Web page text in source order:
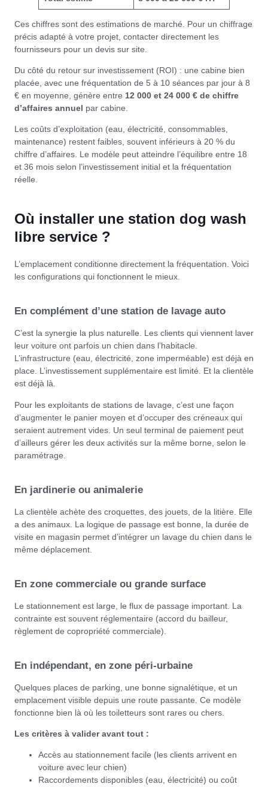
Ces chiffres sont des estimations de marché. Pour un chiffrage
précis adapté à votre projet, contacter directement les
fournisseurs pour un devis sur site.
Du côté du retour sur investissement (ROI) : une cabine bien
placée, avec une fréquentation de 5 à 10 séances par jour à 8
€ en moyenne, génère entre 12 000 et 24 000 € de chiffre
d’affaires annuel par cabine.
Les coûts d’exploitation (eau, électricité, consommables,
maintenance) restent faibles, souvent inférieurs à 20 % du
chiffre d’affaires. Le modèle peut atteindre l’équilibre entre 18
et 36 mois selon l’investissement initial et la fréquentation
réelle.
Où installer une station dog wash
libre service ?
L’emplacement conditionne directement la fréquentation. Voici
les configurations qui fonctionnent le mieux.
En complément d’une station de lavage auto
C’est la synergie la plus naturelle. Les clients qui viennent laver
leur voiture ont parfois un chien dans l’habitacle.
L’infrastructure (eau, électricité, zone imperméable) est déjà en
place. L’investissement supplémentaire est limité. Et la clientèle
est déjà là.
Pour les exploitants de stations de lavage, c’est une façon
d’augmenter le panier moyen et d’occuper des créneaux qui
seraient autrement vides. Un seul terminal de paiement peut
d’ailleurs gérer les deux activités sur la même borne, selon le
paramétrage.
En jardinerie ou animalerie
La clientèle achète des croquettes, des jouets, de la litière. Elle
a des animaux. La logique de passage est bonne, la durée de
visite en magasin permet d’intégrer un lavage du chien dans le
même déplacement.
En zone commerciale ou grande surface
Le stationnement est large, le flux de passage important. La
contrainte est souvent réglementaire (accord du bailleur,
règlement de copropriété commerciale).
En indépendant, en zone péri-urbaine
Quelques places de parking, une bonne signalétique, et un
emplacement visible depuis une route passante. Ce modèle
fonctionne bien là où les toiletteurs sont rares ou chers.
Les critères à valider avant tout :
Accès au stationnement facile (les clients arrivent en
voiture avec leur chien)
Raccordements disponibles (eau, électricité) ou coût